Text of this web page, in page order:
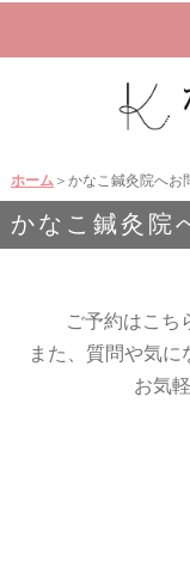
ホーム＞かなこ鍼灸院へお
かなこ鍼灸院
ご予約はこち
また、質問や気に
お気